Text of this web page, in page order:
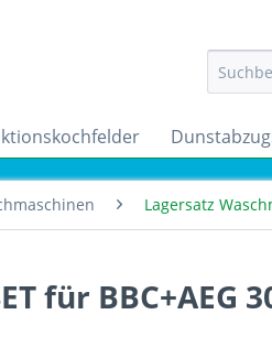
Lagersatz
für BBC+AEG